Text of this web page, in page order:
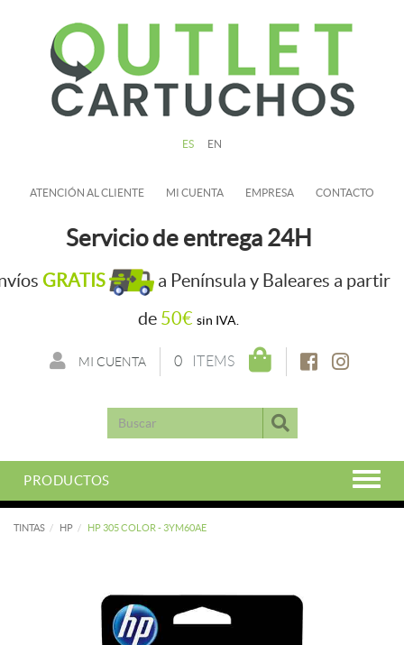
ES EN
ATENCIÓN AL CLIENTE MI CUENTA EMPRESA CONTACTO
Servicio de entrega 24H
GRATIS
a Península y Baleares a partir
de 50€ sin IVA.
0 ITEMS
MI CUENTA
PRODUCTOS
TINTAS HP HP 305 COLOR - 3YM60AE